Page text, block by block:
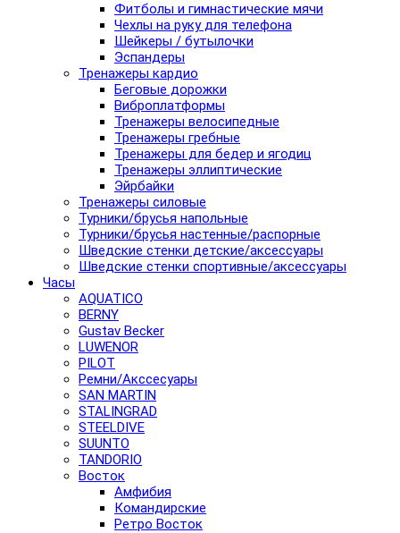
Фитболы и гимнастические мячи
Чехлы на руку для телефона
Шейкеры / бутылочки
Эспандеры
Тренажеры кардио
Беговые дорожки
Виброплатформы
Тренажеры велосипедные
Тренажеры гребные
Тренажеры для бедер и ягодиц
Тренажеры эллиптические
Эйрбайки
Тренажеры силовые
Турники/брусья напольные
Турники/брусья настенные/распорные
Шведские стенки детские/аксессуары
Шведские стенки спортивные/аксессуары
Часы
AQUATICO
BERNY
Gustav Becker
LUWENOR
PILOT
Pемни/Акссесуары
SAN MARTIN
STALINGRAD
STEELDIVE
SUUNTO
TANDORIO
Восток
Амфибия
Командирские
Ретро Восток